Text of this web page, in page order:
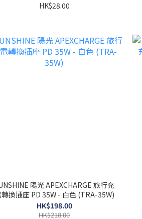
HK$28.00
陽光 APEXCHARGE 旅行充
轉換插座 PD 35W - 白色 (TRA-35W)
HK$198.00
HK$218.00